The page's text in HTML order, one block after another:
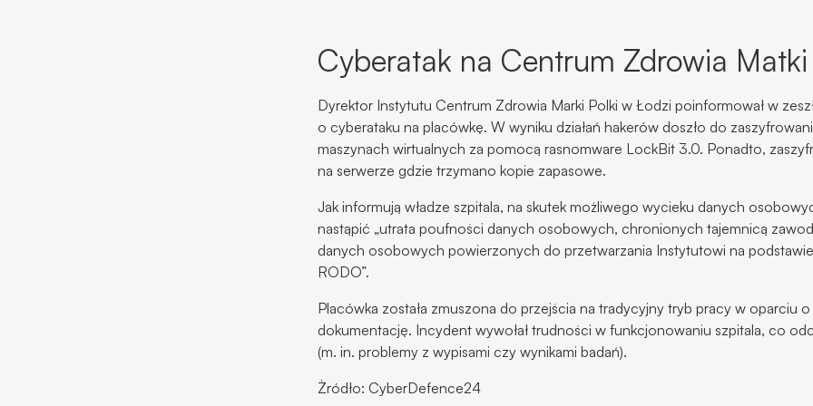
na serwerze gdzie trzymano kopie zapasowe.
nastąpić „utrata poufności danych osobowych, chronionych tajemnicą
danych osobowych powierzonych do przetwarzania Instytutowi na
RODO”.
dokumentację. Incydent wywołał trudności w funkcjonowaniu szpitala, co
(m. in. problemy z wypisami czy wynikami badań).
Żródło: CyberDefence24